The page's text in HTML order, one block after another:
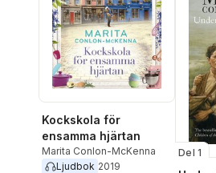
Kockskola för
ensamma hjärtan
Marita Conlon-McKenna
Ljudbok 2019
Del 1